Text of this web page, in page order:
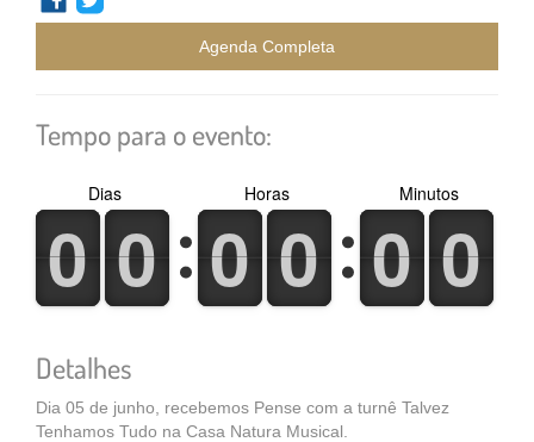
Agenda Completa
Tempo para o evento:
0
0
1
1 0
0
1
1
Dias
0
0
1
1 0
0
1
1
Horas
0
0
1
1 0
0
1
1
Minutos
Detalhes
Dia 05 de junho, recebemos Pense com a turnê Talvez
Tenhamos Tudo na Casa Natura Musical.